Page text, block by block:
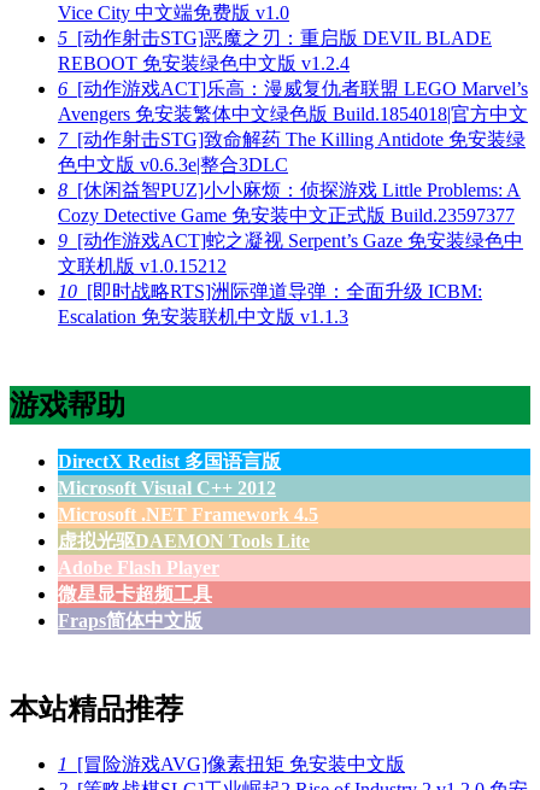
Vice City 中文端免费版 v1.0
5 [动作射击STG]恶魔之刃：重启版 DEVIL BLADE
REBOOT 免安装绿色中文版 v1.2.4
6 [动作游戏ACT]乐高：漫威复仇者联盟 LEGO Marvel’s
Avengers 免安装繁体中文绿色版 Build.1854018|官方中文
7[动作射击STG]致命解药 The Killing Antidote 免安装绿
色中文版 v0.6.3e|整合3DLC
8 [休闲益智PUZ]小小麻烦：侦探游戏 Little Problems: A
Cozy Detective Game 免安装中文正式版 Build.23597377
9 [动作游戏ACT]蛇之凝视 Serpent’s Gaze 免安装绿色中
文联机版 v1.0.15212
10 [即时战略RTS]洲际弹道导弹：全面升级 ICBM:
Escalation 免安装联机中文版 v1.1.3
游戏帮助
DirectX Redist 多国语言版
Microsoft Visual C++ 2012
Microsoft .NET Framework 4.5
虚拟光驱DAEMON Tools Lite
Adobe Flash Player
微星显卡超频工具
Fraps简体中文版
本站精品推荐
1
[冒险游戏AVG]像素扭矩 免安装中文版